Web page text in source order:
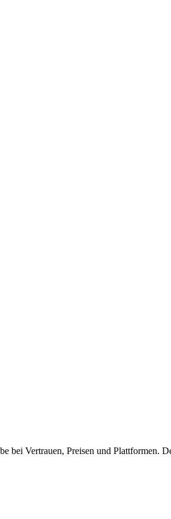
bei Vertrauen, Preisen und